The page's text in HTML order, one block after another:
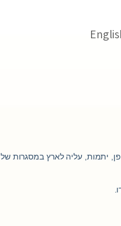
יתמות, עליה לארץ במסגרות של